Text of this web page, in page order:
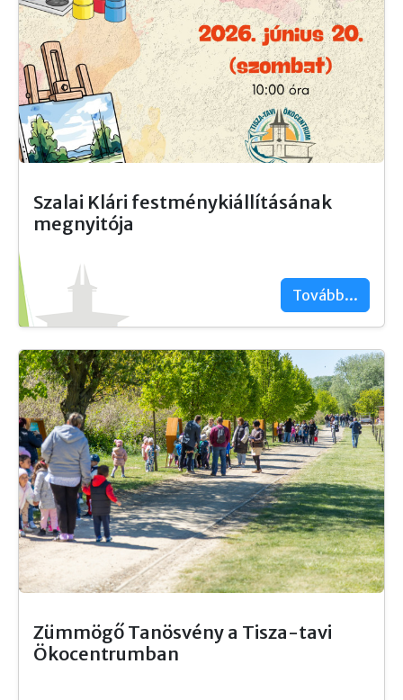
Szalai Klári festménykiállításának
megnyitója
Tovább...
Zümmögő Tanösvény a Tisza-tavi
Ökocentrumban